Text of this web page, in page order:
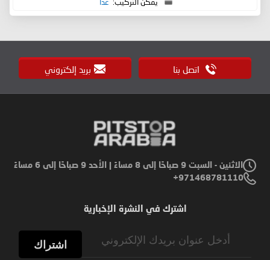
اتصل بنا بريد إلكتروني
الاثنين - السبت 9 صباحًا إلى 8 مساءً | الأحد 9 صباحًا إلى 6 مساءً
971468781110+
اشترك في النشرة الإخبارية
اشتراك